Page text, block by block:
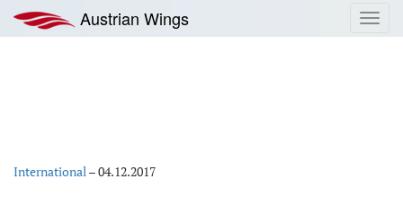
Inhalt
springen
Austrian Wings
International–04.12.2017